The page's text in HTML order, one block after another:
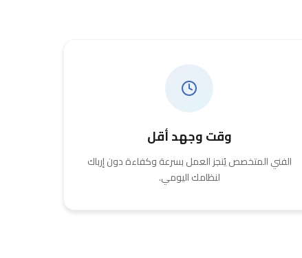
وقت وجهد أقل
الفني المتخصص يُنجز العمل بسرعة وكفاءة دون إرباك
لنظامك اليومي.